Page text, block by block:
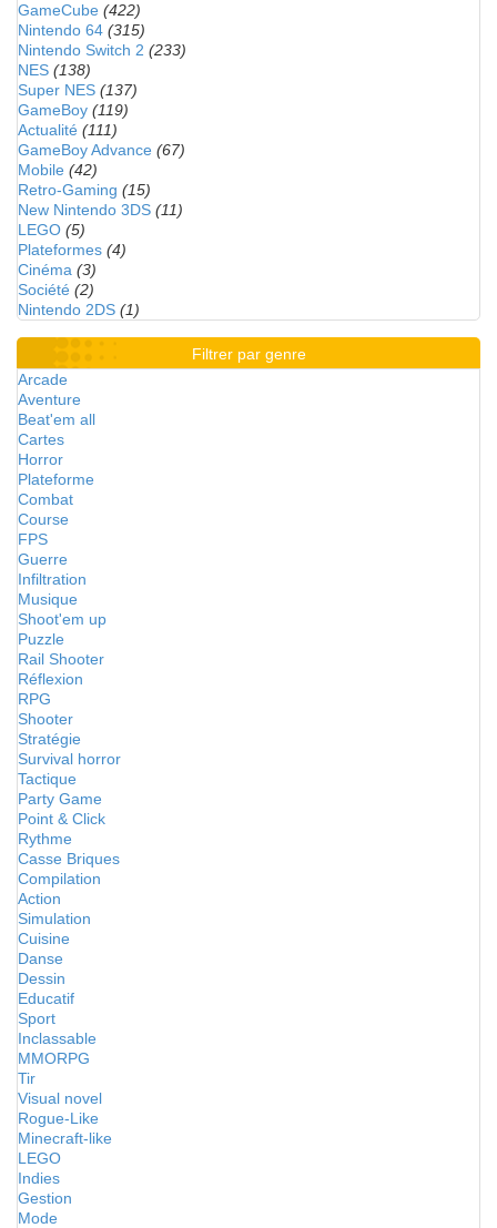
GameCube (422)
Nintendo 64 (315)
Nintendo Switch 2 (233)
NES (138)
Super NES (137)
GameBoy (119)
Actualité (111)
GameBoy Advance (67)
Mobile (42)
Retro-Gaming (15)
New Nintendo 3DS (11)
LEGO (5)
Plateformes (4)
Cinéma (3)
Société (2)
Nintendo 2DS (1)
Filtrer par genre
Arcade
Aventure
Beat'em all
Cartes
Horror
Plateforme
Combat
Course
FPS
Guerre
Infiltration
Musique
Shoot'em up
Puzzle
Rail Shooter
Réflexion
RPG
Shooter
Stratégie
Survival horror
Tactique
Party Game
Point & Click
Rythme
Casse Briques
Compilation
Action
Simulation
Cuisine
Danse
Dessin
Educatif
Sport
Inclassable
MMORPG
Tir
Visual novel
Rogue-Like
Minecraft-like
LEGO
Indies
Gestion
Mode